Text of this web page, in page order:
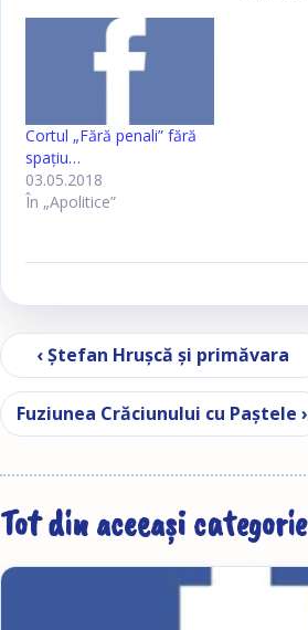
Cortul „Fără penali” fără
spaţiu…
03.05.2018
În „Apolitice”
Navigare în articole
‹ Ştefan Hruşcă şi primăvara
Fuziunea Crăciunului cu Paştele ›
Tot din aceeași categorie